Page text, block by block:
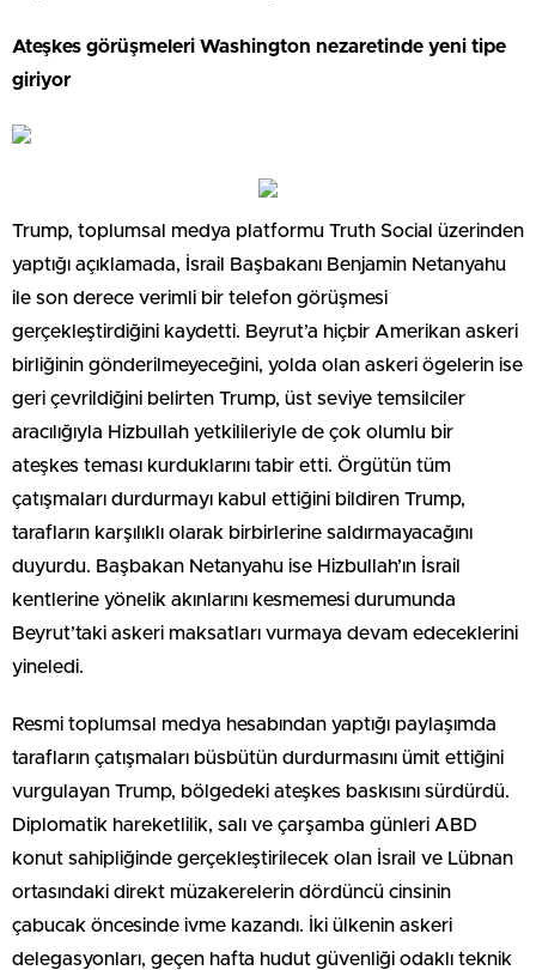
Ateşkes görüşmeleri Washington nezaretinde yeni tipe
giriyor
Trump, toplumsal medya platformu Truth Social üzerinden
yaptığı açıklamada, İsrail Başbakanı Benjamin Netanyahu
ile son derece verimli bir telefon görüşmesi
gerçekleştirdiğini kaydetti. Beyrut’a hiçbir Amerikan askeri
birliğinin gönderilmeyeceğini, yolda olan askeri ögelerin ise
geri çevrildiğini belirten Trump, üst seviye temsilciler
aracılığıyla Hizbullah yetkilileriyle de çok olumlu bir
ateşkes teması kurduklarını tabir etti. Örgütün tüm
çatışmaları durdurmayı kabul ettiğini bildiren Trump,
tarafların karşılıklı olarak birbirlerine saldırmayacağını
duyurdu. Başbakan Netanyahu ise Hizbullah’ın İsrail
kentlerine yönelik akınlarını kesmemesi durumunda
Beyrut’taki askeri maksatları vurmaya devam edeceklerini
yineledi.
Resmi toplumsal medya hesabından yaptığı paylaşımda
tarafların çatışmaları büsbütün durdurmasını ümit ettiğini
vurgulayan Trump, bölgedeki ateşkes baskısını sürdürdü.
Diplomatik hareketlilik, salı ve çarşamba günleri ABD
konut sahipliğinde gerçekleştirilecek olan İsrail ve Lübnan
ortasındaki direkt müzakerelerin dördüncü cinsinin
çabucak öncesinde ivme kazandı. İki ülkenin askeri
delegasyonları, geçen hafta hudut güvenliği odaklı teknik